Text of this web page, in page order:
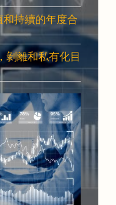
持續的年度合
剝離和私有化目